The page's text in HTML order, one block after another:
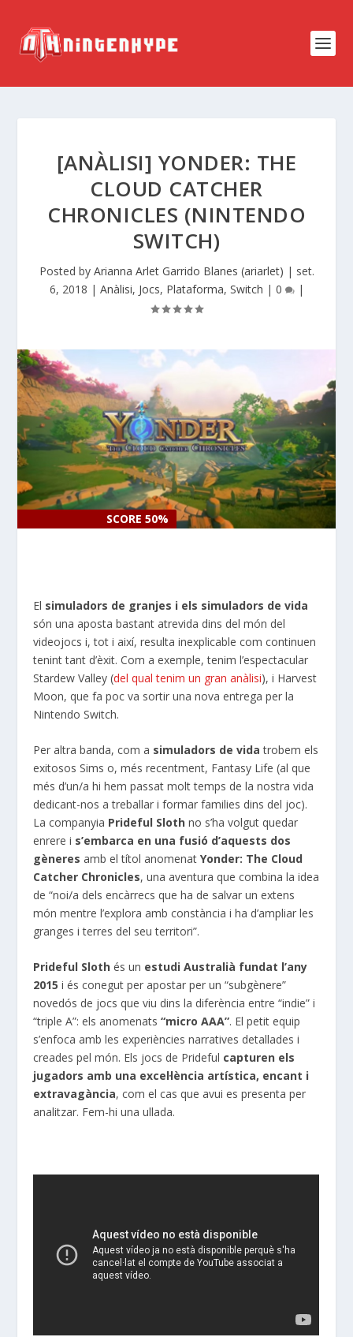
[ANÀLISI] YONDER: THE
CLOUD CATCHER
CHRONICLES (NINTENDO
SWITCH)
Posted by Arianna Arlet Garrido Blanes (ariarlet) | set.
6, 2018 | Anàlisi, Jocs, Plataforma, Switch | 0 |
SCORE 50%
SCORE 50%
El simuladors de granjes i els simuladors de vida
són una aposta bastant atrevida dins del món del
videojocs i, tot i així, resulta inexplicable com continuen
tenint tant d’èxit. Com a exemple, tenim l’espectacular
Stardew Valley (del qual tenim un gran anàlisi), i Harvest
Moon, que fa poc va sortir una nova entrega per la
Nintendo Switch.
Per altra banda, com a simuladors de vida trobem els
exitosos Sims o, més recentment, Fantasy Life (al que
més d’un/a hi hem passat molt temps de la nostra vida
dedicant-nos a treballar i formar families dins del joc).
La companyia Prideful Sloth no s’ha volgut quedar
enrere i s’embarca en una fusió d’aquests dos
gèneres amb el títol anomenatYonder: The Cloud
Catcher Chronicles, una aventura que combina la idea
de “noi/a dels encàrrecs que ha de salvar un extens
món mentre l’explora amb constància i ha d’ampliar les
granges i terres del seu territori”.
Prideful Sloth és un estudi Australià fundat l’any
2015 i és conegut per apostar per un “subgènere”
novedós de jocs que viu dins la diferència entre “indie” i
“triple A”: els anomenats“micro AAA”. El petit equip
s’enfoca amb les experiències narratives detallades i
creades pel món. Els jocs de Prideful capturen els
jugadors amb una excel·lència artística, encant i
extravagància, com el cas que avui es presenta per
analitzar. Fem-hi una ullada.